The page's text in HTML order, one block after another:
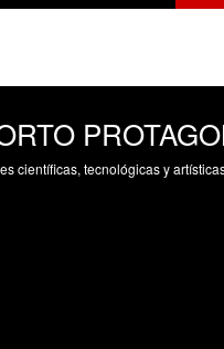
científicas, tecnológicas y